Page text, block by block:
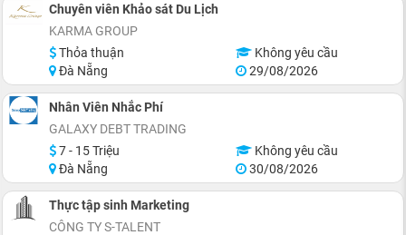
Chuyên viên Khảo sát Du Lịch
KARMA GROUP
Thỏa thuận
Không yêu cầu
Đà Nẵng
29/08/2026
Nhân Viên Nhắc Phí
GALAXY DEBT TRADING
7 - 15 Triệu
Không yêu cầu
Đà Nẵng
30/08/2026
Thực tập sinh Marketing
CÔNG TY S-TALENT